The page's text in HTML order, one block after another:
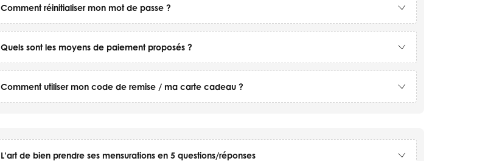
Comment réinitialiser mon mot de passe ?
Quels sont les moyens de paiement proposés ?
Comment utiliser mon code de remise / ma carte cadeau ?
L’art de bien prendre ses mensurations en 5 questions/réponses